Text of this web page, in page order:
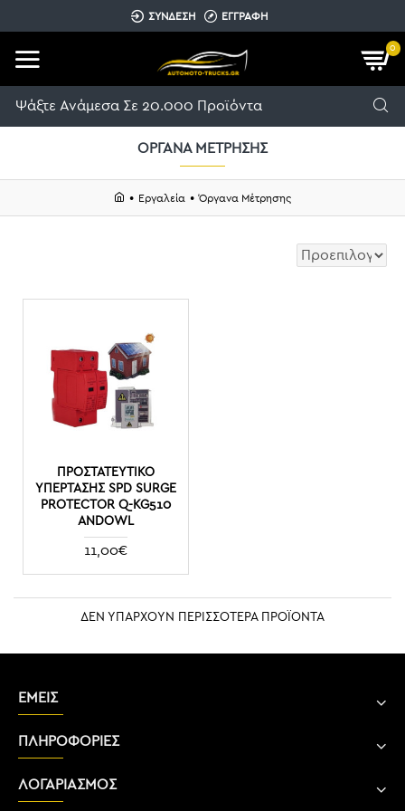
ΣΥΝΔΕΣΗ ΕΓΓΡΑΦΗ
0
Εργαλεία Όργανα Μέτρησης
ΌΡΓΑΝΑ ΜΈΤΡΗΣΗΣ
ΠΡΟΣΤΑΤΕΥΤΙΚΌ
ΥΠΈΡΤΑΣΗΣ SPD SURGE
PROTECTOR Q-KG510
ANDOWL
11,00€
ΔΕΝ ΥΠΑΡΧΟΥΝ ΠΕΡΙΣΣΟΤΕΡΑ ΠΡΟΪΟΝΤΑ
ΕΜΕΙΣ
ΠΛΗΡΟΦΟΡΙΕΣ
ΛΟΓΑΡΙΑΣΜΟΣ